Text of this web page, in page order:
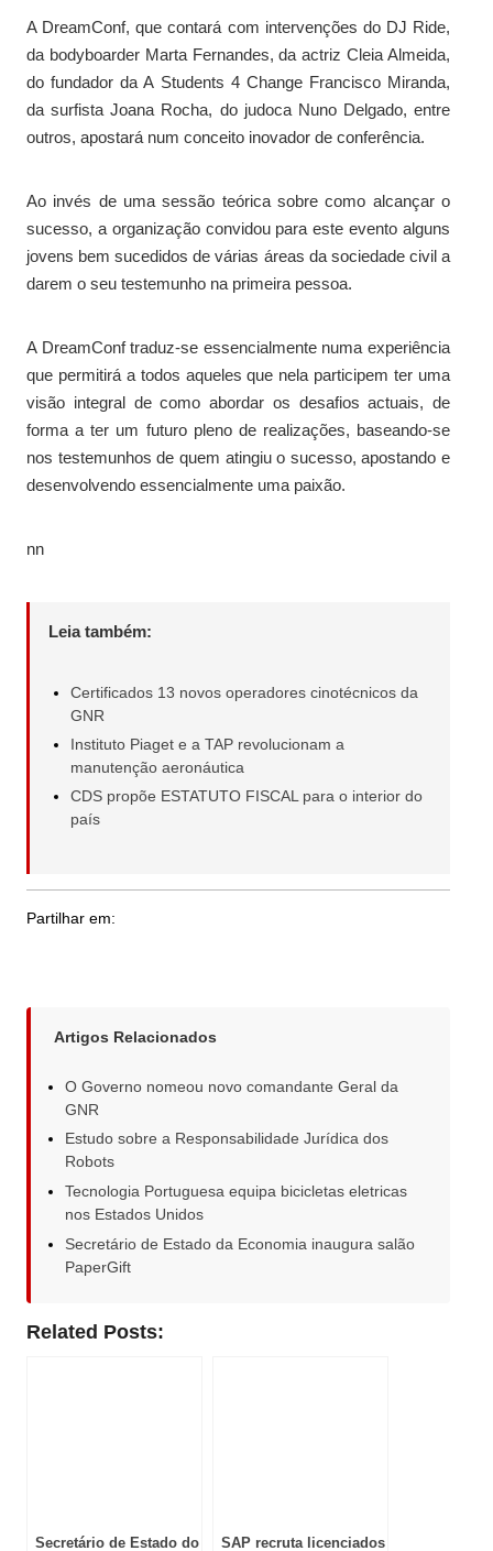
A DreamConf, que contará com intervenções do DJ Ride,
da bodyboarder Marta Fernandes, da actriz Cleia Almeida,
do fundador da A Students 4 Change Francisco Miranda,
da surfista Joana Rocha, do judoca Nuno Delgado, entre
outros, apostará num conceito inovador de conferência.
Ao invés de uma sessão teórica sobre como alcançar o
sucesso, a organização convidou para este evento alguns
jovens bem sucedidos de várias áreas da sociedade civil a
darem o seu testemunho na primeira pessoa.
A DreamConf traduz-se essencialmente numa experiência
que permitirá a todos aqueles que nela participem ter uma
visão integral de como abordar os desafios actuais, de
forma a ter um futuro pleno de realizações, baseando-se
nos testemunhos de quem atingiu o sucesso, apostando e
desenvolvendo essencialmente uma paixão.
nn
Leia também:
Certificados 13 novos operadores cinotécnicos da
GNR
Instituto Piaget e a TAP revolucionam a
manutenção aeronáutica
CDS propõe ESTATUTO FISCAL para o interior do
país
Partilhar em:
Artigos Relacionados
O Governo nomeou novo comandante Geral da
GNR
Estudo sobre a Responsabilidade Jurídica dos
Robots
Tecnologia Portuguesa equipa bicicletas eletricas
nos Estados Unidos
Secretário de Estado da Economia inaugura salão
PaperGift
Related Posts:
Secretário de Estado do SAP recruta licenciados